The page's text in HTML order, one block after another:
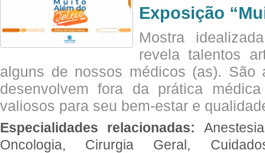
Exposição
Mostra
revela talentos
alguns de nossos médicos (as). São
desenvolvem fora da prática
valiosos para seu bem-estar e
Especialidades relacionadas:
Oncologia, Cirurgia Geral,